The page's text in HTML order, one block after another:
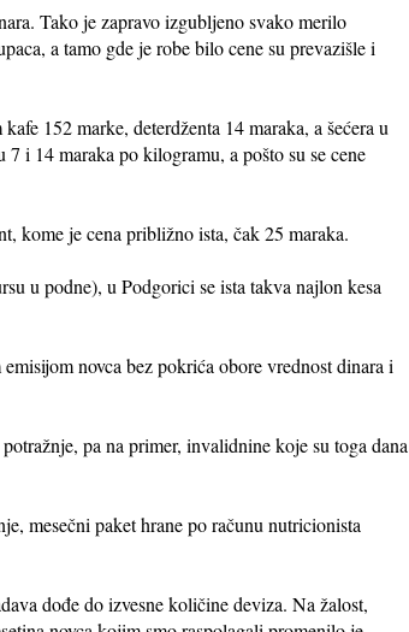
Tako je zapravo izgubljeno svako merilo
a tamo gde je robe bilo cene su prevazišle i
152 marke, deterdženta 14 maraka, a šećera u
i 14 maraka po kilogramu, a pošto su se cene
kome je cena približno ista, čak 25 maraka.
u podne), u Podgorici se ista takva najlon kesa
novca bez pokrića obore vrednost dinara i
pa na primer, invalidnine koje su toga dana
mesečni paket hrane po računu nutricionista
dođe do izvesne količine deviza. Na žalost,